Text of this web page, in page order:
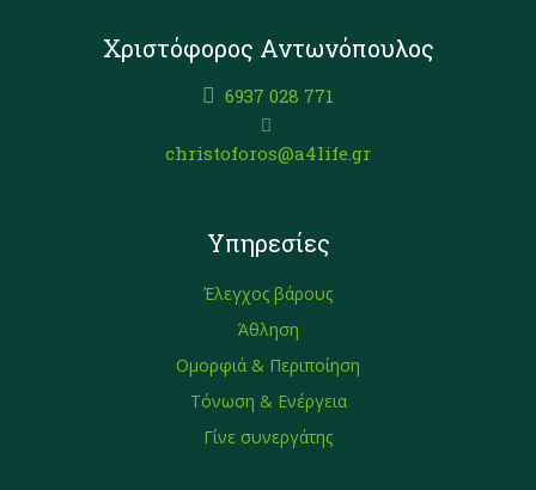
Χριστόφορος Αντωνόπουλος
6937 028 771
christoforos@a4life.gr
Υπηρεσίες
Έλεγχος βάρους
Άθληση
Ομορφιά & Περιποίηση
Τόνωση & Ενέργεια
Γίνε συνεργάτης